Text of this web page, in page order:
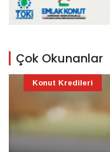
Çok Okunanlar
Konut Kredileri